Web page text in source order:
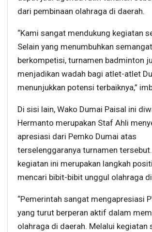
dari pembinaan olahraga di daerah.
“Kami sangat mendukung kegiatan
Selain yang menumbuhkan semangat
berkompetisi, turnamen badminton
menjadikan wadah bagi atlet-atlet
menunjukkan potensi terbaiknya,”
Di sisi lain, Wako Dumai Paisal ini
Hermanto merupakan Staf Ahli
apresiasi dari Pemko Dumai atas
terselenggaranya turnamen
kegiatan ini merupakan langkah
mencari bibit-bibit unggul olahraga
“Pemerintah sangat mengapresiasi
yang turut berperan aktif dalam
olahraga di daerah. Melalui kegiatan